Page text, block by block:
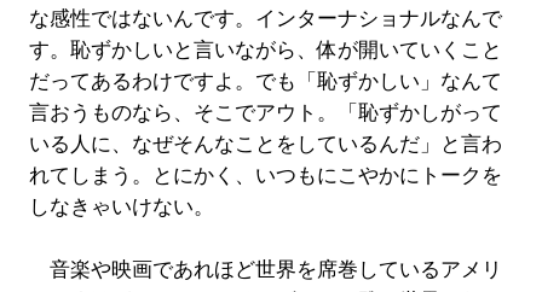
な感性ではないんです。インターナショナルなんで
す。恥ずかしいと言いながら、体が開いていくこと
だってあるわけですよ。でも「恥ずかしい」なんて
言おうものなら、そこでアウト。「恥ずかしがって
いる人に、なぜそんなことをしているんだ」と言わ
れてしまう。とにかく、いつもにこやかにトークを
しなきゃいけない。
音楽や映画であれほど世界を席巻しているアメリ